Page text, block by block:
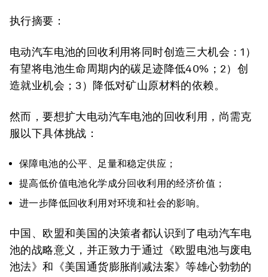
执行摘要：
电动汽车电池的回收利用将同时创造三大机会：1）
有望将电池生命周期内的碳足迹降低40%；2）创
造就业机会；3）降低对矿山原材料的依赖。
然而，要想扩大电动汽车电池的回收利用，尚需克
服以下具体挑战：
保障电池的公平、足量和稳定供应；
提高低价值电池化学成分回收利用的经济价值；
进一步降低回收利用对环境和社会的影响。
中国、欧盟和美国的决策者都认识到了电动汽车电
池的战略意义，并正致力于通过《欧盟电池与废电
池法》和《美国通货膨胀削减法案》等雄心勃勃的